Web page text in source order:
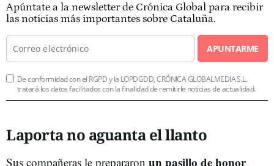
Apúntate a la newsletter de Crónica Global para recibir
las noticias más importantes sobre Cataluña.
APUNTARME
De conformidad con el RGPD y la LOPDGDD, CRÓNICA GLOBALMEDIA S.L.
tratará los datos facilitados con la finalidad de remitirle noticias de actualidad.
Laporta no aguanta el llanto
Sus compañeras le prepararon un pasillo de honor